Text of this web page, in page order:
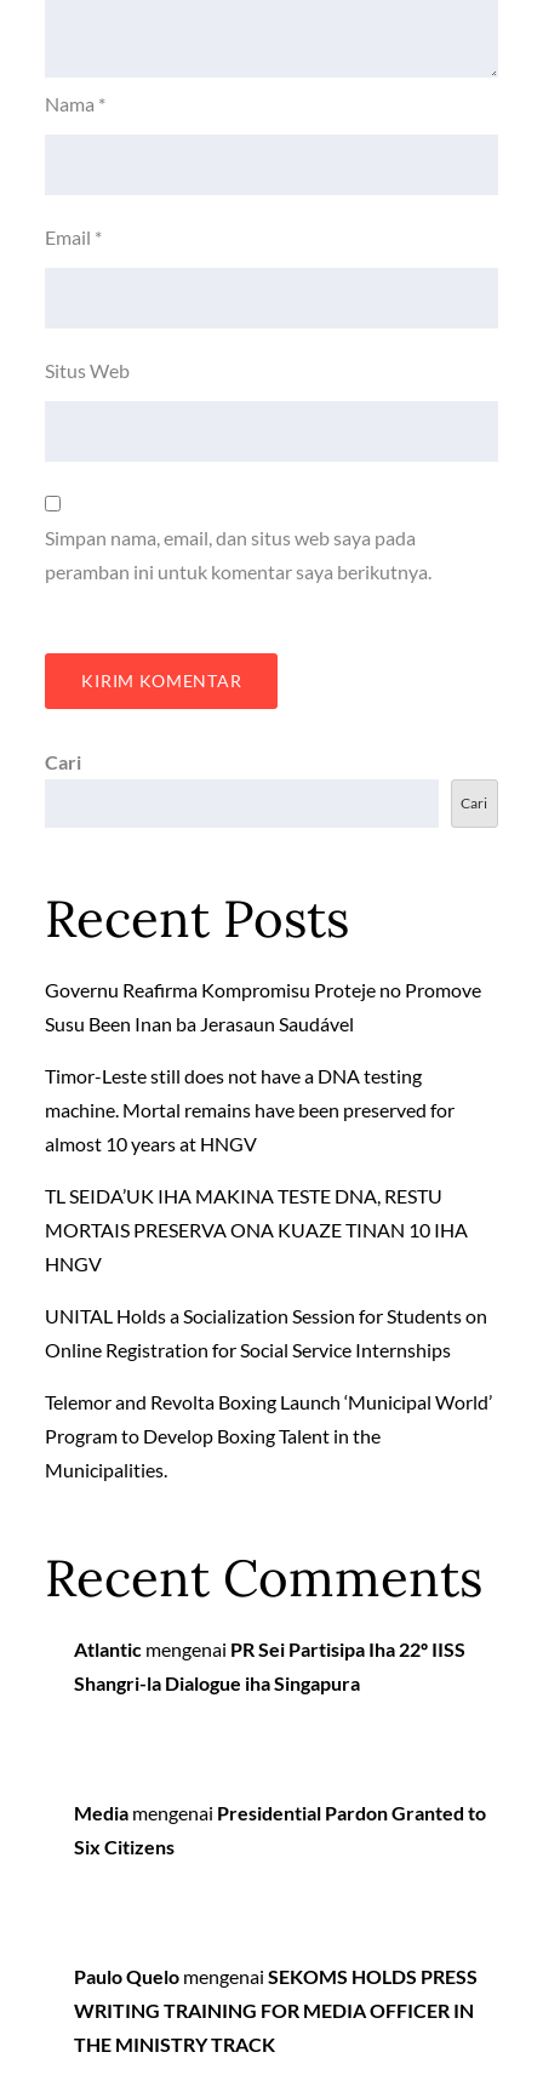
Nama *
Email *
Situs Web
Simpan nama, email, dan situs web saya pada
peramban ini untuk komentar saya berikutnya.
Cari
Cari
Recent Posts
Governu Reafirma Kompromisu Proteje no Promove
Susu Been Inan ba Jerasaun Saudável
Timor-Leste still does not have a DNA testing
machine. Mortal remains have been preserved for
almost 10 years at HNGV
TL SEIDA’UK IHA MAKINA TESTE DNA, RESTU
MORTAIS PRESERVA ONA KUAZE TINAN 10 IHA
HNGV
UNITAL Holds a Socialization Session for Students on
Online Registration for Social Service Internships
Telemor and Revolta Boxing Launch ‘Municipal World’
Program to Develop Boxing Talent in the
Municipalities.
Recent Comments
Atlantic mengenai PR Sei Partisipa Iha 22º IISS
Shangri-la Dialogue iha Singapura
Media mengenai Presidential Pardon Granted to
Six Citizens
Paulo Quelo mengenaiSEKOMS HOLDS PRESS
WRITING TRAINING FOR MEDIA OFFICER IN
THE MINISTRY TRACK